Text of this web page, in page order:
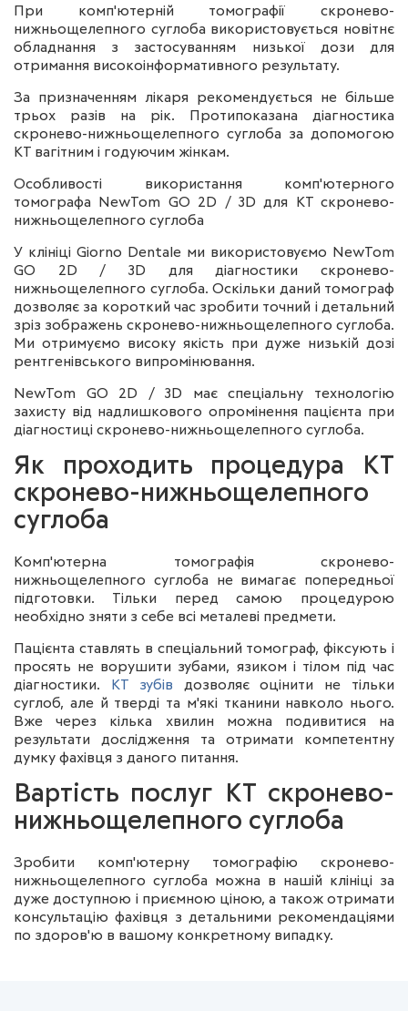
При комп'ютерній томографії скронево-
нижньощелепного суглоба використовується новітнє
обладнання з застосуванням низької дози для
отримання високоінформативного результату.
За призначенням лікаря рекомендується не більше
трьох разів на рік. Протипоказана діагностика
скронево-нижньощелепного суглоба за допомогою
КТ вагітним і годуючим жінкам.
Особливості використання комп'ютерного
томографа NewTom GO 2D / 3D для КТ скронево-
нижньощелепного суглоба
У клініці Giorno Dentale ми використовуємо NewTom
GO 2D / 3D для діагностики скронево-
нижньощелепного суглоба. Оскільки даний томограф
дозволяє за короткий час зробити точний і детальний
зріз зображень скронево-нижньощелепного суглоба.
Ми отримуємо високу якість при дуже низькій дозі
рентгенівського випромінювання.
NewTom GO 2D / 3D має спеціальну технологію
захисту від надлишкового опромінення пацієнта при
діагностиці скронево-нижньощелепного суглоба.
Як проходить процедура КТ
скронево-нижньощелепного
суглоба
Комп'ютерна томографія скронево-
нижньощелепного суглоба не вимагає попередньої
підготовки. Тільки перед самою процедурою
необхідно зняти з себе всі металеві предмети.
Пацієнта ставлять в спеціальний томограф, фіксують і
просять не ворушити зубами, язиком і тілом під час
діагностики.
КТ зубів дозволяє оцінити не тільки
суглоб, але й тверді та м'які тканини навколо нього.
Вже через кілька хвилин можна подивитися на
результати дослідження та отримати компетентну
думку фахівця з даного питання.
Вартість послуг КТ скронево-
нижньощелепного суглоба
Зробити комп'ютерну томографію скронево-
нижньощелепного суглоба можна в нашій клініці за
дуже доступною і приємною ціною, а також отримати
консультацію фахівця з детальними рекомендаціями
по здоров'ю в вашому конкретному випадку.